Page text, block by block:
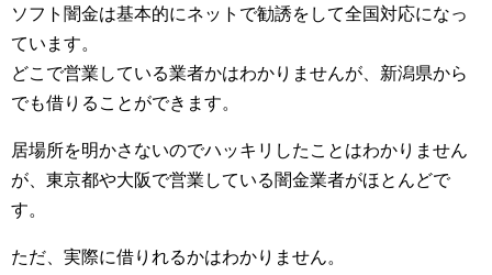
ソフト闇金は基本的にネットで勧誘をして全国対応になっ
ています。
どこで営業している業者かはわかりませんが、新潟県から
でも借りることができます。
居場所を明かさないのでハッキリしたことはわかりません
が、東京都や大阪で営業している闇金業者がほとんどで
す。
ただ、実際に借りれるかはわかりません。